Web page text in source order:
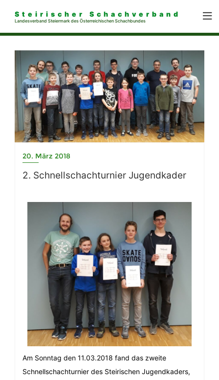
Steirischer Schachverband
Landesverband Steiermark des Österreichischen Schachbundes
20. März 2018
2. Schnellschachturnier Jugendkader
Am Sonntag den 11.03.2018 fand das zweite
Schnellschachturnier des Steirischen Jugendkaders,